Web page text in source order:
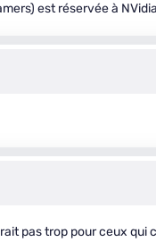
est réservée à
pas trop pour ceux